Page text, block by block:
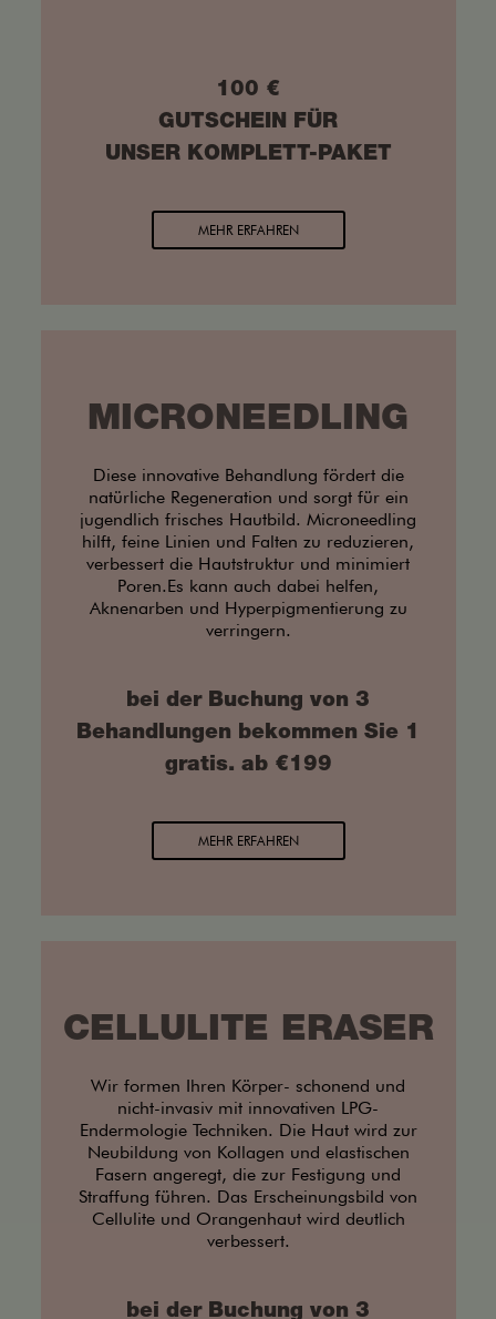
100 €
GUTSCHEIN FÜR
UNSER KOMPLETT-PAKET
MEHR ERFAHREN
MICRONEEDLING
Diese innovative Behandlung fördert die
natürliche Regeneration und sorgt für ein
jugendlich frisches Hautbild. Microneedling
hilft, feine Linien und Falten zu reduzieren,
verbessert die Hautstruktur und minimiert
Poren.Es kann auch dabei helfen,
Aknenarben und Hyperpigmentierung zu
verringern.
bei der Buchung von 3
Behandlungen bekommen Sie 1
gratis. ab €199
MEHR ERFAHREN
CELLULITE ERASER
Wir formen Ihren Körper- schonend und
nicht-invasiv mit innovativen LPG-
Endermologie Techniken. Die Haut wird zur
Neubildung von Kollagen und elastischen
Fasern angeregt, die zur Festigung und
Straffung führen. Das Erscheinungsbild von
Cellulite und Orangenhaut wird deutlich
verbessert.
bei der Buchung von 3